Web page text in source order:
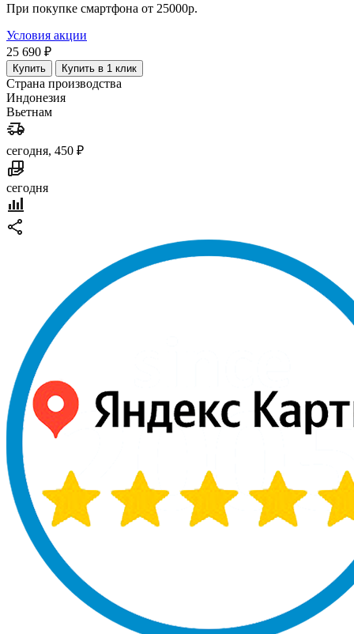
При покупке смартфона от 25000р.
Условия акции
25 690 ₽
Купить Купить в 1 клик
Страна производства
Индонезия
Вьетнам
сегодня, 450 ₽
сегодня